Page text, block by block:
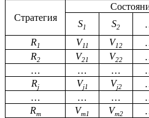
Стратегия
S1 S2
R1 V11 V12
R2 V21 V22
… … …
Rj Vj1 Vj2
… … …
Rm Vm1 Vm2